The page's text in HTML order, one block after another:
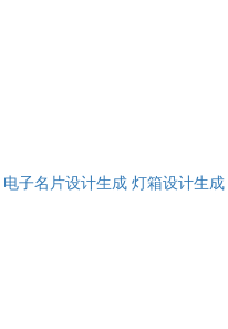
电子名片设计生成 灯箱设计生成